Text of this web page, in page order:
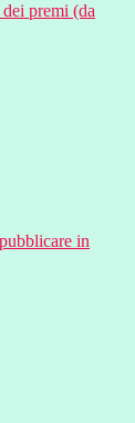
premi (da
in